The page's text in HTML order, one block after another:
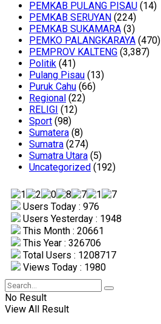
PEMKAB PULANG PISAU (14)
PEMKAB SERUYAN (224)
PEMKAB SUKAMARA (3)
PEMKO PALANGKARAYA (470)
PEMPROV KALTENG (3,387)
Politik (41)
Pulang Pisau (13)
Puruk Cahu (66)
Regional (22)
RELIGI (12)
Sport (98)
Sumatera (8)
Sumatra (274)
Sumatra Utara (5)
Uncategorized (192)
Users Today : 976
Users Yesterday : 1948
This Month : 20661
This Year : 326706
Total Users : 1208717
Views Today : 1980
No Result
View All Result